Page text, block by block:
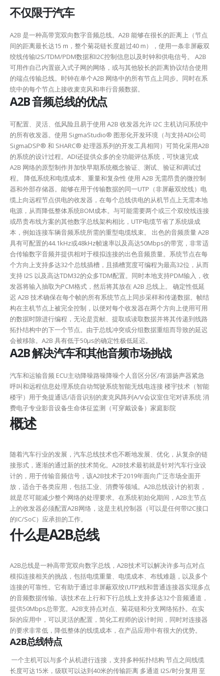
不仅限于汽车
A2B 是一种高带宽双向数字音频总线。A2B 能够在很长的距离上（节点
间的距离最长达15 m，整个菊花链长度超过40 m），使用一条非屏蔽双
绞线传输I2S/TDM/PDM数据和I2C控制信息以及时钟和供电信号。 A2B
可用作自己内置嵌入式子网的网络，或与其他较长的距离协议结合使用
的端点传输总线。时钟在单个A2B 网络中的所有节点上同步。同时在系
统中的每个节点上接收麦克风和串行音频数据。
A2B 音频总线的优点
可配置、灵活、低风险且易于使用 A2B 收发器允许 I2C 主机访问系统中
的所有收发器。使用 SigmaStudio® 图形化开发环境（与支持ADI公司
SigmaDSP® 和 SHARC® 处理器系列的开发工具相同）可简化采用A2B
的系统的设计过程。ADI还提供众多的全功能评估系统，可快速完成
A2B 网络的原型制作并加快早期系统概念验证、测试、验证和调试过
程。 降低系统和电缆成本、重量和复杂性 使用 A2B 无需昂贵的微控制
器和外部存储器。能够在用于传输数据的同一UTP（非屏蔽双绞线）电
缆上向远程节点供电的收发器，在每个总线供电的从机节点上无需本地
电源，从而降低整体系统BOM成本。与可能需要两个或三个双绞线连接
或昂贵布线方案的其他数字总线架构相比，UTP电缆节省了系统级成
本，例如连接车辆音频系统所需的重型电缆线束。 出色的音频质量 A2B
具有可配置的44.1kHz或48kHz帧速率以及高达50Mbps的带宽，非常适
合传输数字音频并提供相对于模拟连接的出色音频质量。系统节点在每
个方向上支持多达32个总线插槽，且插槽宽度可编程为最高32位，从而
支持 I2S 以及高达TDM32的众多TDM配置。同时本地支持PDM输入，收
发器将输入抽取为PCM格式，然后将其放在 A2B 总线上。 确定性低延
迟 A2B 技术确保在每个帧的所有系统节点上同步采样和传递数据。帧结
构在主机节点上被完全控制，以便对每个收发器在两个方向上使用可用
的数据时隙进行编程，无论是贡献、提取或读取数据并将其传递到线路
拓扑结构中的下一个节点。由于总线冲突或分组数据重组而导致的延迟
会被移除。A2B 具有低于50µs的确定性极低延迟。
A2B 解决汽车和其他音频市场挑战
汽车和运输音频 ECU主动降噪路噪降噪个人音区分区/有源扬声器紧急
呼叫和远程信息处理系统自动驾驶系统智能无线电连接 楼宇技术（智能
楼宇）用于免提通话/语音识别的麦克风阵列A/V会议室住宅对讲系统 消
费电子专业影音设备生命体征监测（可穿戴设备）家庭影院
概述
随着汽车行业的发展，汽车总线技术也不断地发展、优化，从复杂的链
接形式，逐渐的通过新的技术简化。A2B技术最初就是针对汽车行业设
计的，用于传输音频信号，该A2B技术于2019年面向广泛市场全面开
放，适合于各类应用，包括工业、消费等领域。A2B总线设计的初衷，
就是尽可能减少整个网络的处理要求。在系统初始化期间，A2B主节点
上的收发器必须配置A2B网络，这是主机控制器（可以是任何带I2C接口
的IC/SoC）应承担的工作。
什么是A2B总线
A2B总线是一种高带宽双向数字总线，A2B技术可以解决许多与点对点
模拟连接相关的挑战，包括电缆重量、电缆成本、布线难题，以及多个
连接的可靠性。它有助于通过非屏蔽双绞(UTP)线和普通连接器实现多点
的音频数据传输。该技术在上行和下行总线上支持多达32个音频通道，
提供50Mbps总带宽。A2B支持点对点、菊花链和分支网络拓扑。在实
际的应用中，可以灵活的配置，简化工程师的设计时间，同时对连接器
的要求非常低，降低整体的线缆成本，在产品应用中有很大的优势。
A2B总线特点
一个主机可以与多个从机进行连接，支持多种拓扑结构 节点之间线缆
长度可达15米，级联可以达到40米的传输距离 多通道 I2S/时分复用 至